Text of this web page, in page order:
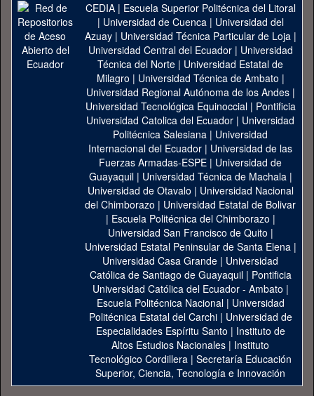
CEDIA| Escuela Superior Politécnica del Litoral
| Universidad de Cuenca| Universidad del
Azuay| Universidad Técnica Particular de Loja|
Universidad Central del Ecuador| Universidad
Técnica del Norte | Universidad Estatal de
Milagro | Universidad Técnica de Ambato |
Universidad Regional Autónoma de los Andes|
Universidad Tecnológica Equinoccial| Pontificia
Universidad Catolica del Ecuador | Universidad
Politécnica Salesiana | Universidad
Internacional del Ecuador | Universidad de las
Fuerzas Armadas-ESPE | Universidad de
Guayaquil| Universidad Técnica de Machala|
Universidad de Otavalo | Universidad Nacional
del Chimborazo | Universidad Estatal de Bolivar
| Escuela Politécnica del Chimborazo |
Universidad San Francisco de Quito |
Universidad Estatal Peninsular de Santa Elena|
Universidad Casa Grande | Universidad
Católica de Santiago de Guayaquil| Pontificia
Universidad Católica del Ecuador - Ambato |
Escuela Politécnica Nacional| Universidad
Politécnica Estatal del Carchi| Universidad de
Especialidades Espíritu Santo | Instituto de
Altos Estudios Nacionales | Instituto
Tecnológico Cordillera | Secretaría Educación
Superior, Ciencia, Tecnología e Innovación